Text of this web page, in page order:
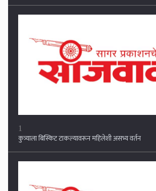
कुत्र्याला बिस्किट टाकल्यावरून महिलेशी असभ्य वर्तन